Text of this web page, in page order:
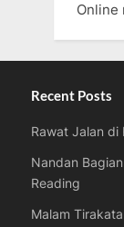
Online
Recent Posts
Rawat Jalan di
Nandan
Reading
Malam